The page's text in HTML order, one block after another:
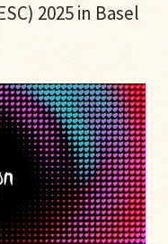
2025 in Basel